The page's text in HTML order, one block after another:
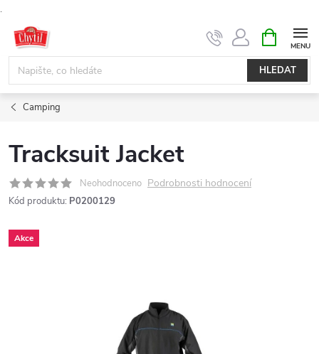
.
obsah
HLEDAT
NÁKUPNÍ
KOŠÍK
Camping
Tracksuit Jacket
Neohodnoceno Podrobnosti hodnocení
Kód produktu: P0200129
Akce